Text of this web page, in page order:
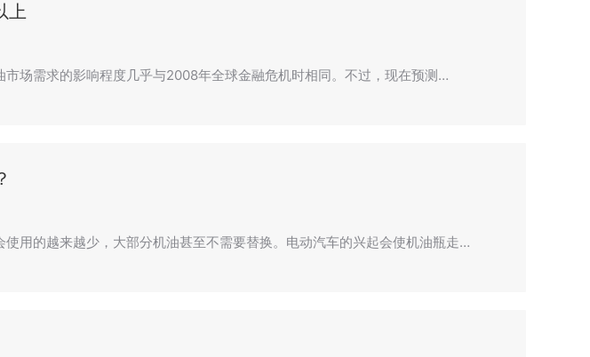
上
场需求的影响程度几乎与2008年全球金融危机时相同。不过，现在预测…
用的越来越少，大部分机油甚至不需要替换。电动汽车的兴起会使机油瓶走…